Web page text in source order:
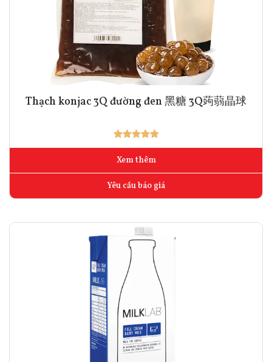
Thạch konjac 3Q đường đen 黑糖 3Q蒟蒻晶球
Xem thêm
Yêu cầu báo giá